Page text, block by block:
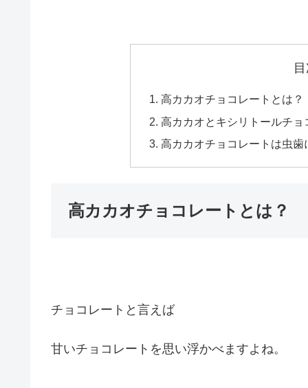
高カカオチョコレートとは？
高カカオとキシリトールチ
高カカオチョコレートは虫
高カカオチョコレートとは？
チョコレートと言えば
甘いチョコレートを思い浮かべますよね。